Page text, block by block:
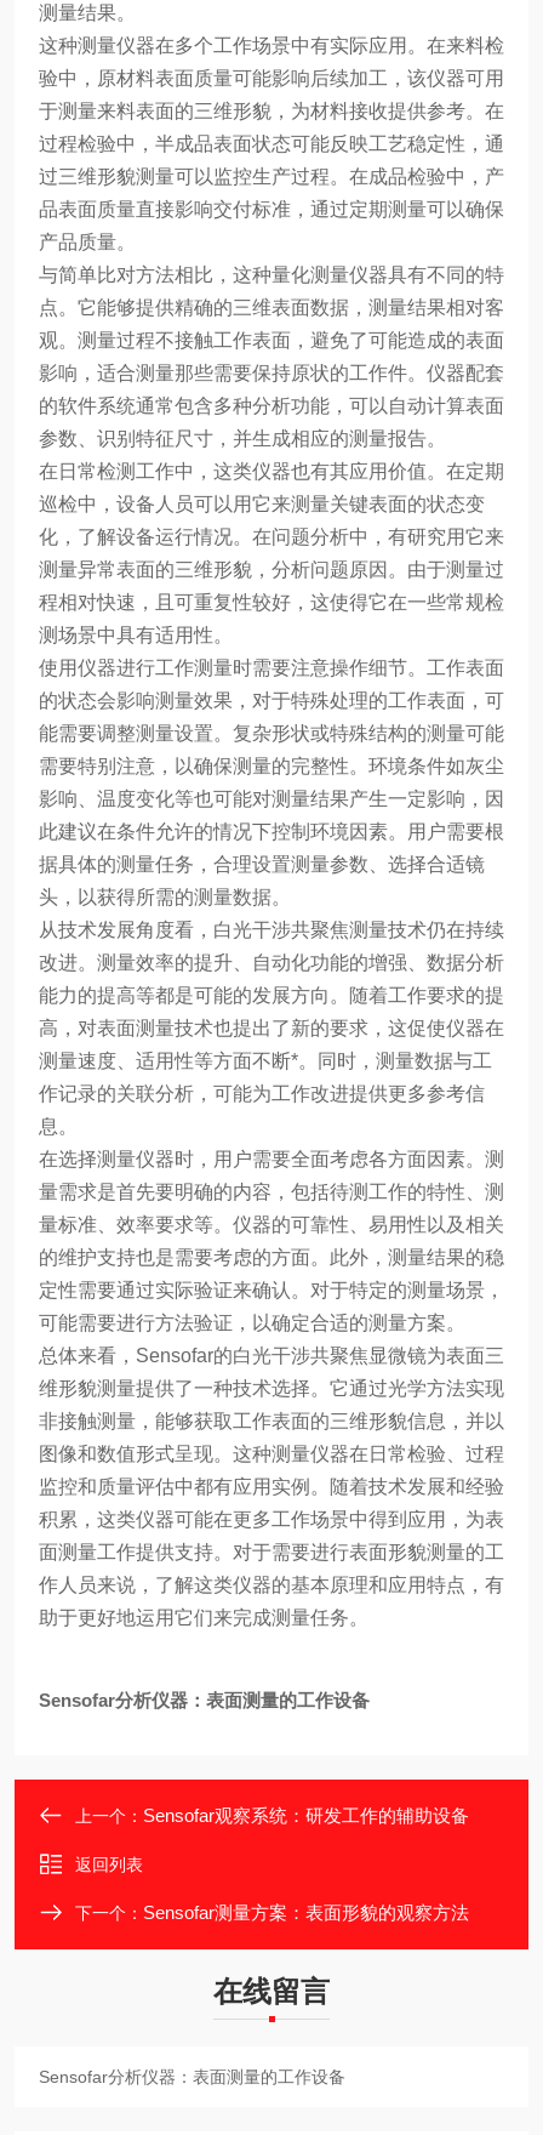
测量结果。
这种测量仪器在多个工作场景中有实际应用。在来料检
验中，原材料表面质量可能影响后续加工，该仪器可用
于测量来料表面的三维形貌，为材料接收提供参考。在
过程检验中，半成品表面状态可能反映工艺稳定性，通
过三维形貌测量可以监控生产过程。在成品检验中，产
品表面质量直接影响交付标准，通过定期测量可以确保
产品质量。
与简单比对方法相比，这种量化测量仪器具有不同的特
点。它能够提供精确的三维表面数据，测量结果相对客
观。测量过程不接触工作表面，避免了可能造成的表面
影响，适合测量那些需要保持原状的工作件。仪器配套
的软件系统通常包含多种分析功能，可以自动计算表面
参数、识别特征尺寸，并生成相应的测量报告。
在日常检测工作中，这类仪器也有其应用价值。在定期
巡检中，设备人员可以用它来测量关键表面的状态变
化，了解设备运行情况。在问题分析中，有研究用它来
测量异常表面的三维形貌，分析问题原因。由于测量过
程相对快速，且可重复性较好，这使得它在一些常规检
测场景中具有适用性。
使用仪器进行工作测量时需要注意操作细节。工作表面
的状态会影响测量效果，对于特殊处理的工作表面，可
能需要调整测量设置。复杂形状或特殊结构的测量可能
需要特别注意，以确保测量的完整性。环境条件如灰尘
影响、温度变化等也可能对测量结果产生一定影响，因
此建议在条件允许的情况下控制环境因素。用户需要根
据具体的测量任务，合理设置测量参数、选择合适镜
头，以获得所需的测量数据。
从技术发展角度看，白光干涉共聚焦测量技术仍在持续
改进。测量效率的提升、自动化功能的增强、数据分析
能力的提高等都是可能的发展方向。随着工作要求的提
高，对表面测量技术也提出了新的要求，这促使仪器在
测量速度、适用性等方面不断*。同时，测量数据与工
作记录的关联分析，可能为工作改进提供更多参考信
息。
在选择测量仪器时，用户需要全面考虑各方面因素。测
量需求是首先要明确的内容，包括待测工作的特性、测
量标准、效率要求等。仪器的可靠性、易用性以及相关
的维护支持也是需要考虑的方面。此外，测量结果的稳
定性需要通过实际验证来确认。对于特定的测量场景，
可能需要进行方法验证，以确定合适的测量方案。
总体来看，Sensofar的白光干涉共聚焦显微镜为表面三
维形貌测量提供了一种技术选择。它通过光学方法实现
非接触测量，能够获取工作表面的三维形貌信息，并以
图像和数值形式呈现。这种测量仪器在日常检验、过程
监控和质量评估中都有应用实例。随着技术发展和经验
积累，这类仪器可能在更多工作场景中得到应用，为表
面测量工作提供支持。对于需要进行表面形貌测量的工
作人员来说，了解这类仪器的基本原理和应用特点，有
助于更好地运用它们来完成测量任务。
Sensofar分析仪器：表面测量的工作设备
上一个： Sensofar观察系统：研发工作的辅助设备
返回列表
下一个： Sensofar测量方案：表面形貌的观察方法
在线留言